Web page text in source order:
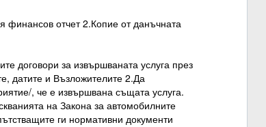
отчет 2.Копие от данъчната
договори за извършваната услуга през
датите и Възложителите 2.Да
, че е извършвана същата услуга.
на Закона за автомобилните
ги нормативни документи